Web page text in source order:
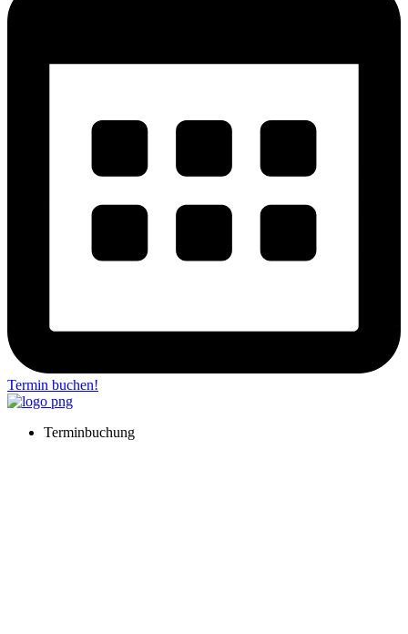
Termin buchen!
Terminbuchung